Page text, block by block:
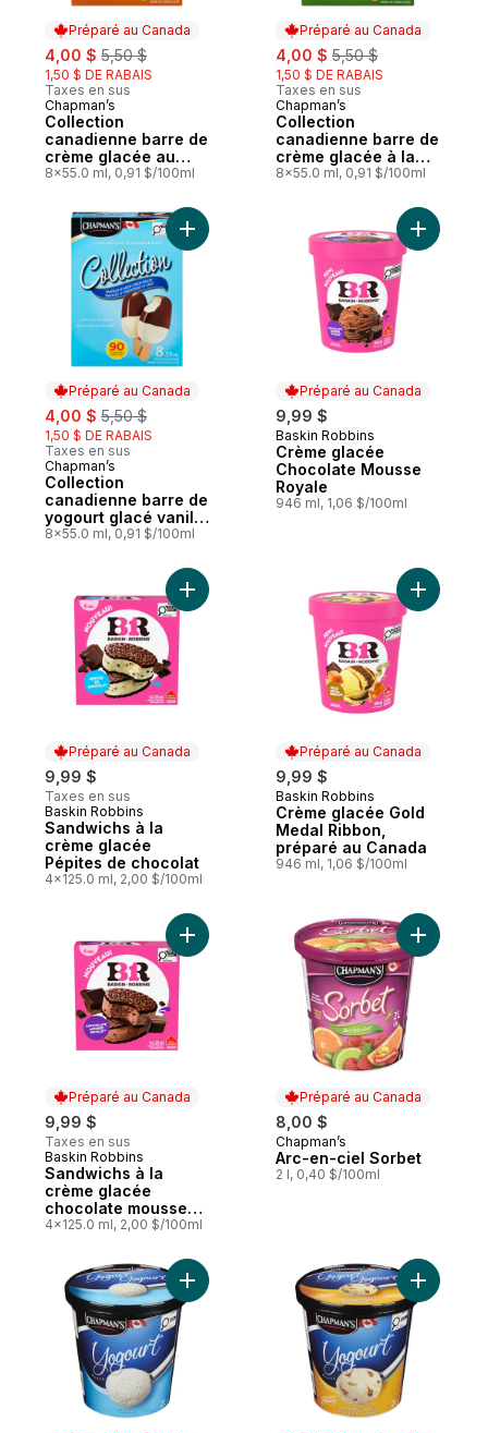
Préparé au Canada
sale:
4,00 $ , formerly:
5,50 $
1,50 $ DE RABAIS
Taxes en sus
Préparé au Canada
Chapman’s
Collection
canadienne barre de
crème glacée au
caramel et chocolat
8x55.0 ml, 0,91 $/100ml
Préparé au Canada
sale:
4,00 $ , formerly:
5,50 $
1,50 $ DE RABAIS
Taxes en sus
Préparé au Canada
Chapman’s
Collection
canadienne barre de
crème glacée à la
pistache et chocolat
8x55.0 ml, 0,91 $/100ml
Préparé au Canada
sale:
4,00 $ , formerly:
5,50 $
1,50 $ DE RABAIS
Taxes en sus
Préparé au Canada
Chapman’s
Collection
canadienne barre de
yogourt glacé vanille
et chocolat au lait
8x55.0 ml, 0,91 $/100ml
Ajouter Collection canadienne barre de
Préparé au Canada
9,99 $
Préparé au Canada
Baskin Robbins
Crème glacée
Chocolate Mousse
Royale
946 ml, 1,06 $/100ml
Ajouter
Préparé au Canada
9,99 $
Taxes en sus
Préparé au Canada
Baskin Robbins
Sandwichs à la
crème glacée
Pépites de chocolat
4x125.0 ml, 2,00 $/100ml
Ajouter Sandwichs à la crème glacée
Préparé au Canada
9,99 $
Préparé au Canada
Baskin Robbins
Crème glacée Gold
Medal Ribbon,
préparé au Canada
946 ml, 1,06 $/100ml
Ajouter
Préparé au Canada
9,99 $
Taxes en sus
Préparé au Canada
Baskin Robbins
Sandwichs à la
crème glacée
chocolate mousse
royale
4x125.0 ml, 2,00 $/100ml
Ajouter Sandwichs à la crème glacée
Préparé au Canada
8,00 $
Préparé au Canada
Chapman’s
Arc-en-ciel Sorbet
2 l, 0,40 $/100ml
Ajouter
Ajouter Yogurt glacé vanille au panier
Ajouter